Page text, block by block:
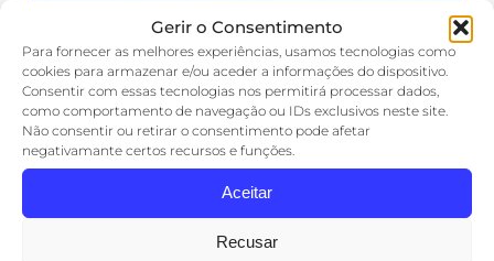
Gerir o Consentimento
Para fornecer as melhores experiências, usamos tecnologias como
cookies para armazenar e/ou aceder a informações do dispositivo.
Consentir com essas tecnologias nos permitirá processar dados,
como comportamento de navegação ou IDs exclusivos neste site.
Não consentir ou retirar o consentimento pode afetar
negativamante certos recursos e funções.
Aceitar
Recusar